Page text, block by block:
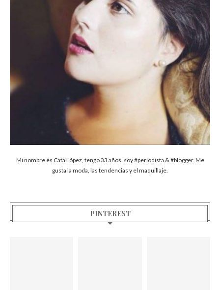
Mi nombre es Cata López, tengo 33 años, soy #periodista & #blogger. Me
gusta la moda, las tendencias y el maquillaje.
PINTEREST